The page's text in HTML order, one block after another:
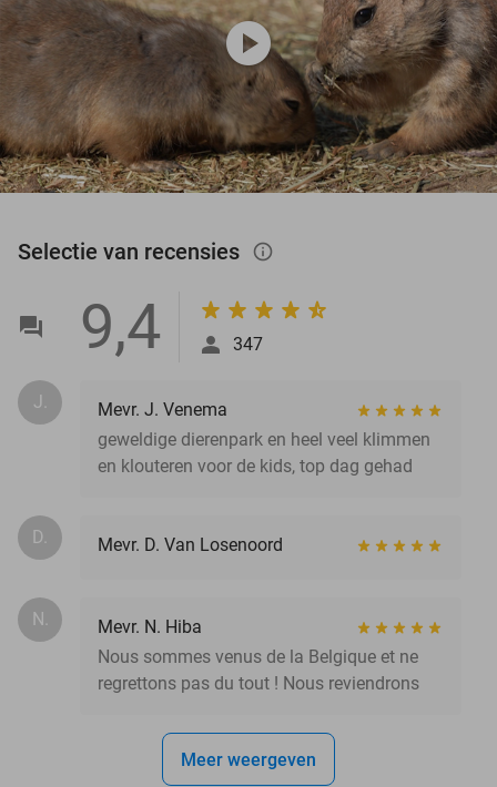
play_circle
Selectie van recensies info_outlined
9,4 347
J.
Mevr. J. Venema
geweldige dierenpark en heel veel klimmen
en klouteren voor de kids, top dag gehad
D. Mevr. D. Van Losenoord
N.
Mevr. N. Hiba
Nous sommes venus de la Belgique et ne
regrettons pas du tout ! Nous reviendrons
Meer weergeven